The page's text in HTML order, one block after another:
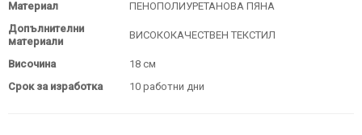
Материал
ПЕНОПОЛИУРЕТАНОВА ПЯНА
Допълнителни
материали
ВИСОКОКАЧЕСТВЕН ТЕКСТИЛ
Височина
18 см
Срок за изработка
10 работни дни